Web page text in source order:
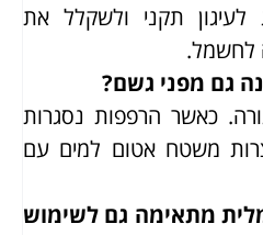
תקני ולשקלל את
לחשמל.
גם מפני גשם?
כאשר הרפפות נסגרות
משטח אטום למים עם
מתאימה גם לשימוש